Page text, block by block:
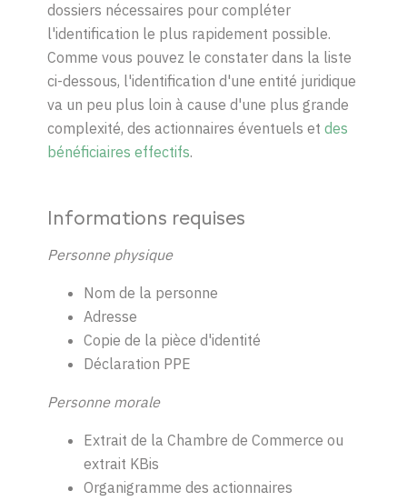
dossiers nécessaires pour compléter
l'identification le plus rapidement possible.
Comme vous pouvez le constater dans la liste
ci-dessous, l'identification d'une entité juridique
va un peu plus loin à cause d'une plus grande
complexité, des actionnaires éventuels et des
bénéficiaires effectifs.
Informations requises
Personne physique
Nom de la personne
Adresse
Copie de la pièce d'identité
Déclaration PPE
Personne morale
Extrait de la Chambre de Commerce ou
extrait KBis
Organigramme des actionnaires